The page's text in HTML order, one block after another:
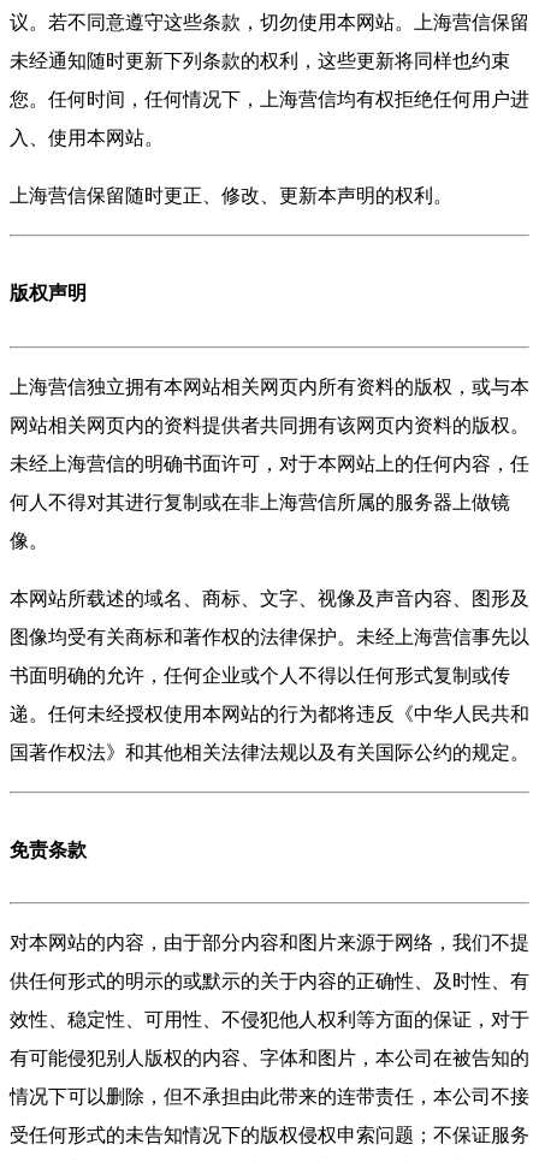
议。若不同意遵守这些条款，切勿使用本网站。上海营信保留
未经通知随时更新下列条款的权利，这些更新将同样也约束
您。任何时间，任何情况下，上海营信均有权拒绝任何用户进
入、使用本网站。
上海营信保留随时更正、修改、更新本声明的权利。
版权声明
上海营信独立拥有本网站相关网页内所有资料的版权，或与本
网站相关网页内的资料提供者共同拥有该网页内资料的版权。
未经上海营信的明确书面许可，对于本网站上的任何内容，任
何人不得对其进行复制或在非上海营信所属的服务器上做镜
像。
本网站所载述的域名、商标、文字、视像及声音内容、图形及
图像均受有关商标和著作权的法律保护。未经上海营信事先以
书面明确的允许，任何企业或个人不得以任何形式复制或传
递。任何未经授权使用本网站的行为都将违反《中华人民共和
国著作权法》和其他相关法律法规以及有关国际公约的规定。
免责条款
对本网站的内容，由于部分内容和图片来源于网络，我们不提
供任何形式的明示的或默示的关于内容的正确性、及时性、有
效性、稳定性、可用性、不侵犯他人权利等方面的保证，对于
有可能侵犯别人版权的内容、字体和图片，本公司在被告知的
情况下可以删除，但不承担由此带来的连带责任，本公司不接
受任何形式的未告知情况下的版权侵权申索问题；不保证服务